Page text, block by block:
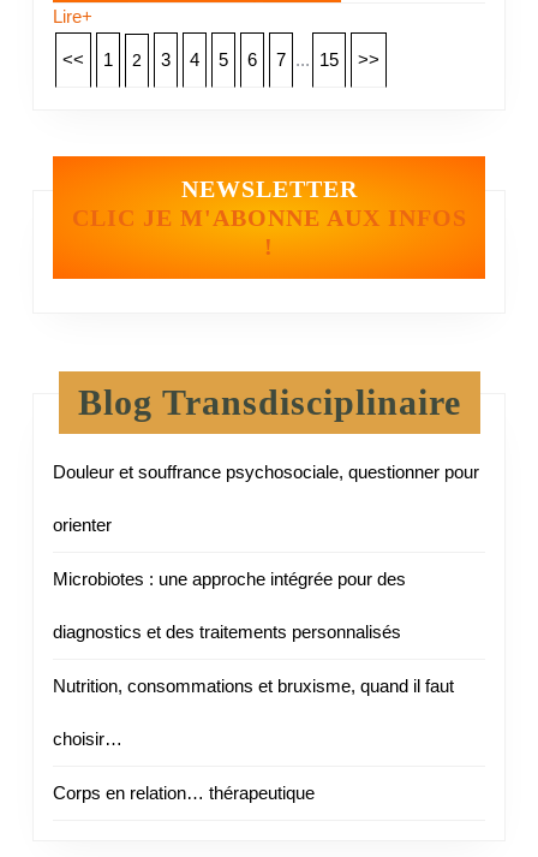
Lire+
<< 1 2 3 4 5 6 7 ... 15 >>
NEWSLETTER
CLIC JE M'ABONNE AUX INFOS
!
Blog Transdisciplinaire
Douleur et souffrance psychosociale, questionner pour
orienter
Microbiotes : une approche intégrée pour des
diagnostics et des traitements personnalisés
Nutrition, consommations et bruxisme, quand il faut
choisir…
Corps en relation… thérapeutique